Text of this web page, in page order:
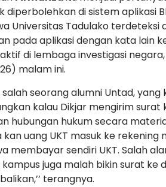
diperbolehkan di sistem aplikasi
Universitas Tadulako terdeteksi
pada aplikasi dengan kata lain
di lembaga investigasi negara,
malam ini.
salah seorang alumni Untad,
kalau Dikjar mengirim surat
hubungan hukum secara
kan uang UKT masuk ke rekening
membayar sendiri UKT. Salah
kampus juga malah bikin surat ke
terangnya.